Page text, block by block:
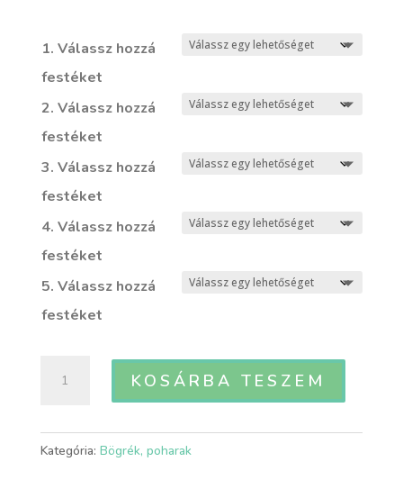
1. Válassz hozzá
festéket
2. Válassz hozzá
festéket
3. Válassz hozzá
festéket
4. Válassz hozzá
festéket
5. Válassz hozzá
festéket
méretű
teásbögre
KOSÁRBA TESZEM
Kategória: Bögrék, poharak